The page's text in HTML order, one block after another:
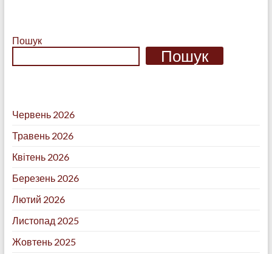
Пошук
Пошук
Червень 2026
Травень 2026
Квітень 2026
Березень 2026
Лютий 2026
Листопад 2025
Жовтень 2025